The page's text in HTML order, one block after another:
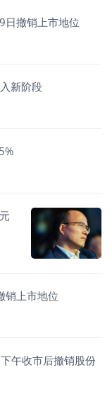
日撤销上市地位
新阶段
销上市地位
午收市后撤销股份